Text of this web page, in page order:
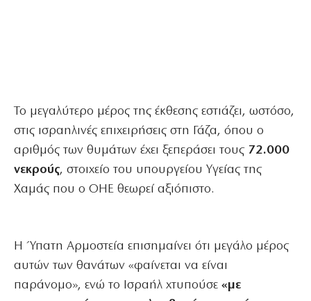
Το μεγαλύτερο μέρος της έκθεσης εστιάζει, ωστόσο,
στις ισραηλινές επιχειρήσεις στη Γάζα, όπου ο
αριθμός των θυμάτων έχει ξεπεράσει τους 72.000
νεκρούς, στοιχείο του υπουργείου Υγείας της
Χαμάς που ο ΟΗΕ θεωρεί αξιόπιστο.
Η Ύπατη Αρμοστεία επισημαίνει ότι μεγάλο μέρος
αυτών των θανάτων «φαίνεται να είναι
παράνομο», ενώ το Ισραήλ χτυπούσε «με